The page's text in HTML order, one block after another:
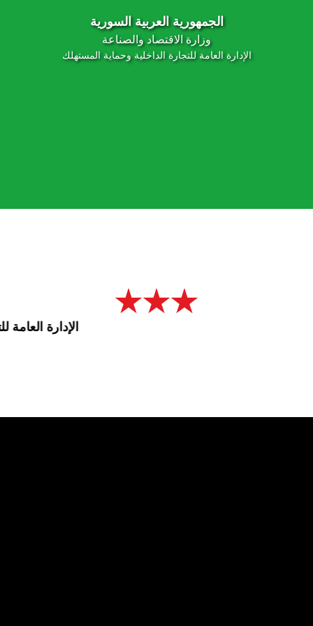
الجمهورية العربية السورية
وزارة الاقتصاد والصناعة
الإدارة العامة للتجارة الداخلية وحماية المستهلك
الإدارة العامة